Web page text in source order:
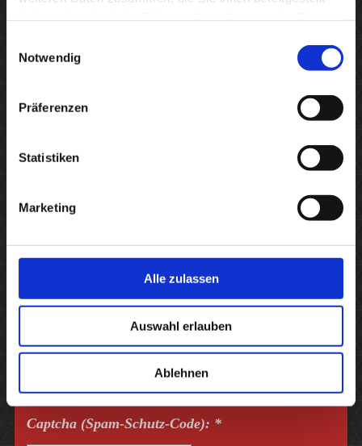
Notwendig
Präferenzen
Statistiken
Marketing
Alle zulassen
Auswahl erlauben
Ablehnen
Bitte nehmen Sie Kontakt mit uns auf,
Kontaktformular
Name:
E-Mail-Adresse:*
Captcha (Spam-Schutz-Code): *